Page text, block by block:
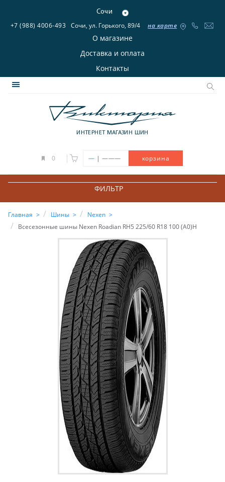
Сочи
+7 (988) 4006-493 Сочи, ул. Горького, 89/4 на карте
О магазине
Доставка и оплата
Контакты
ИНТЕРНЕТ МАГАЗИН ШИН
0 — | ——— корзина
ФИЛЬТР
Главная Шины
Nexen
Всесезонные шины Nexen Roadian RH5 225/60 R18 100 (A0)H